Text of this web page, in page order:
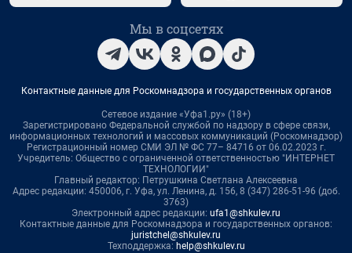
Мы в соцсетях
Контактные данные для Роскомнадзора и государственных органов
Сетевое издание «Уфа1.ру» (18+)
Зарегистрировано Федеральной службой по надзору в сфере связи,
информационных технологий и массовых коммуникаций (Роскомнадзор)
Регистрационный номер СМИ ЭЛ № ФС 77– 84716 от 06.02.2023 г.
Учредитель: Общество с ограниченной ответственностью "ИНТЕРНЕТ
ТЕХНОЛОГИИ"
Главный редактор: Петрушкина Светлана Алексеевна
Адрес редакции: 450006, г. Уфа, ул. Ленина, д. 156, 8 (347) 286-51-96 (доб.
3763)
Электронный адрес редакции: ufa1@shkulev.ru
Контактные данные для Роскомнадзора и государственных органов:
juristchel@shkulev.ru
Техподдержка: help@shkulev.ru